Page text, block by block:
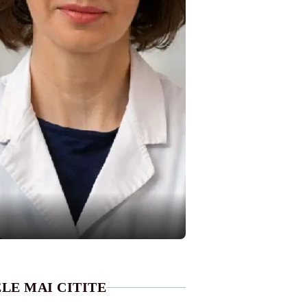
MAI CITITE